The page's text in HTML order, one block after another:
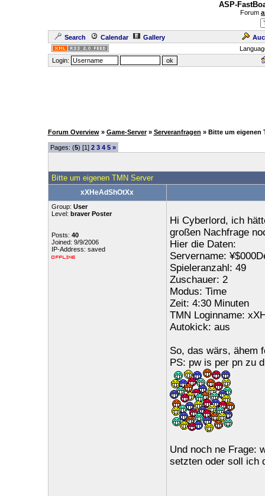
ASP-
Forum
Search Calendar Gallery
Login:
Forum Overview » Game-Server » Serveranfragen » Bitte um eigenen
Pages: (5) [1] 2 3 4 5 »
Bitte um eigenen TMN Server
xXHeAdShOtXx
Group: User
Level: braver Poster
Posts: 40
Joined: 9/9/2006
IP-Address: saved
Hi Cyberlord, ich
großen Nachfrage
Hier die Daten:
Servername:
Spieleranzahl: 49
Zuschauer: 2
Modus: Time
Zeit: 4:30 Minuten
TMN Loginname:
Autokick: aus
So, das wärs, ähem
PS: pw is per pn zu
Und noch ne Frage:
setzten oder soll ich